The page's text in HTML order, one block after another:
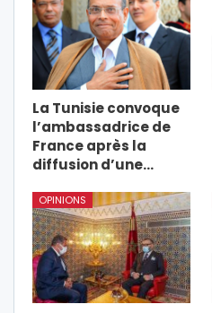
La Tunisie convoque
l’ambassadrice de
France après la
diffusion d’une…
OPINIONS